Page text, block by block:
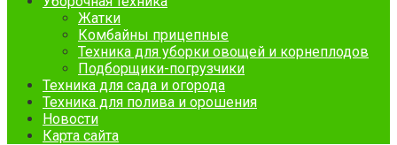
Жатки
Комбайны прицепные
Техника для уборки овощей и корнеплодов
Подборщики-погрузчики
Техника для сада и огорода
Техника для полива и орошения
Новости
Карта сайта